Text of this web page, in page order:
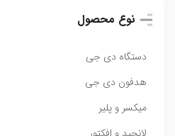
نوع محصول
دستگاه دی جی
هدفون دی جی
میکسر و پلیر